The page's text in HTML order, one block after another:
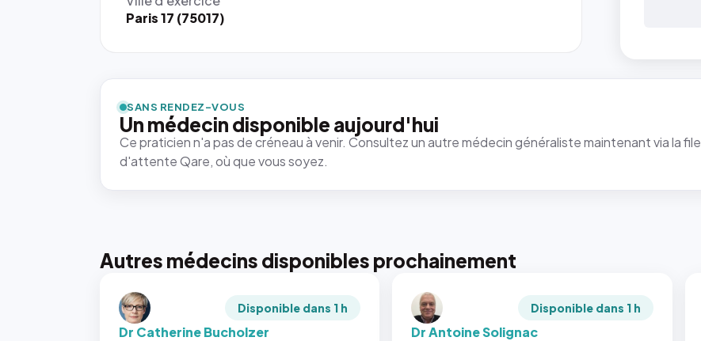
Paris 17 (75017)
SANS RENDEZ-VOUS
Un médecin disponible aujourd'hui
Ce praticien n'a pas de créneau à venir. Consultez un autre médecin généraliste maintenant via la file
d'attente Qare, où que vous soyez.
Autres médecins disponibles prochainement
Disponible dans 1 h
Dr Catherine Bucholzer
Disponible dans 1 h
Dr Antoine Solignac